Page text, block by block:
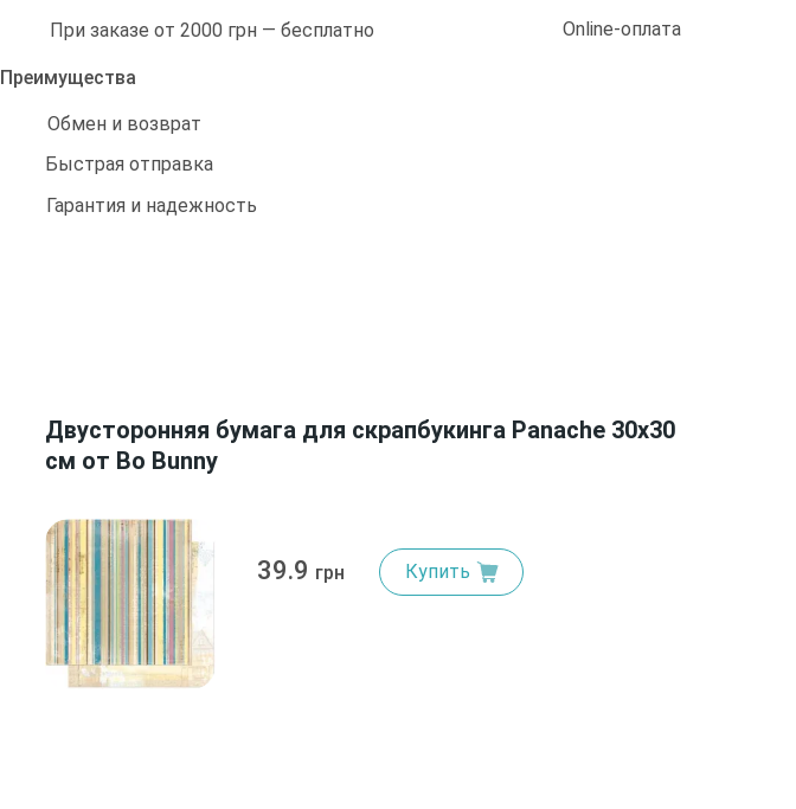
При заказе от 2000 грн — бесплатно
Online-оплата
Преимущества
Обмен и возврат
Быстрая отправка
Гарантия и надежность
Двусторонняя бумага для скрапбукинга Panache 30х30
см от Bo Bunny
39.9 грн Купить